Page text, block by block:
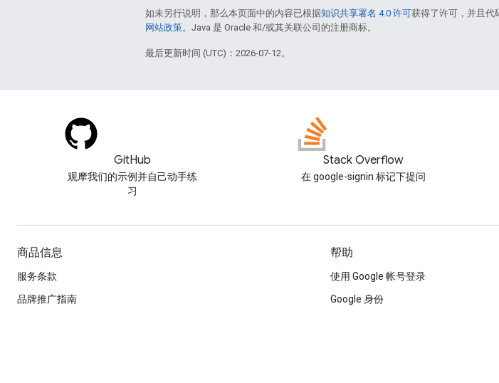
如未另行说明，那么本页面中的内容已根据知识共享署名 4.0 许可获得了许可，并且代
网站政策。Java 是 Oracle 和/或其关联公司的注册商标。
最后更新时间 (UTC)：2026-07-12。
GitHub
观摩我们的示例并自己动手练
习
Stack Overflow
在 google-signin 标记下提问
商品信息
服务条款
品牌推广指南
帮助
使用 Google 帐号登录
Google 身份